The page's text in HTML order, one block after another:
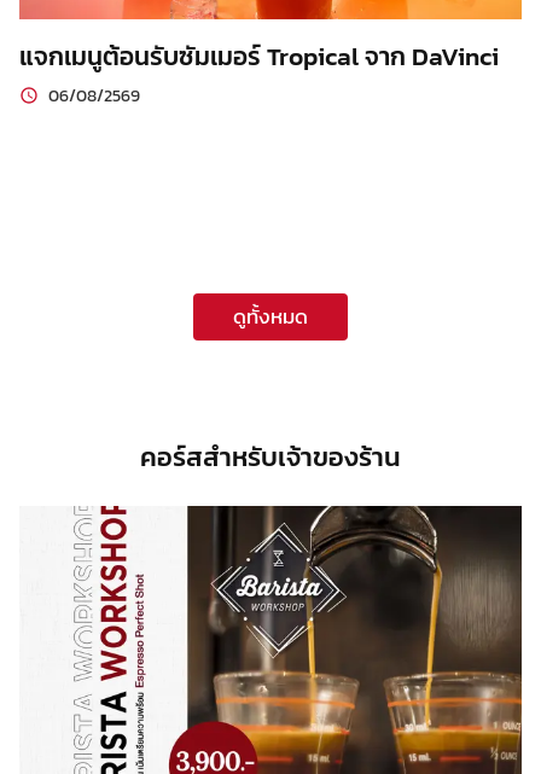
แจกเมนูต้อนรับซัมเมอร์ Tropical จาก DaVinci
06/08/2569
ดูทั้งหมด
คอร์สสำหรับเจ้าของร้าน